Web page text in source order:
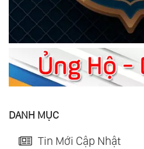
DANH MỤC
Tin Mới Cập Nhật